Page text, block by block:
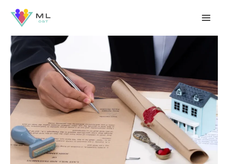
Aller
contenu